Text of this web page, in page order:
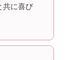
共に喜び